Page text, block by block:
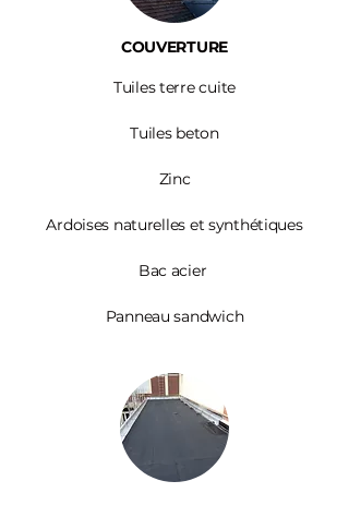
COUVERTURE
Tuiles terre cuite
Tuiles beton
Zinc​
Ardoises naturelles et synthétiques
Bac acier
Panneau sandwich